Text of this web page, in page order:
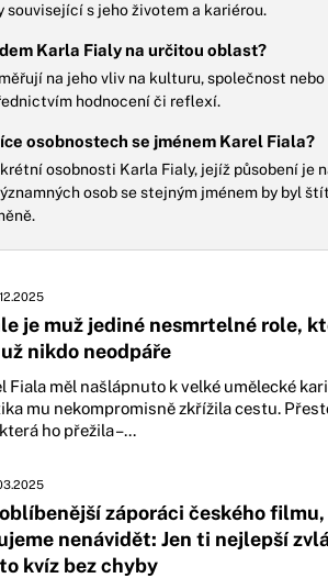
s jeho životem a kariérou.
Karla Fialy na určitou oblast?
na jeho vliv na kulturu, společnost nebo
hodnocení či reflexí.
osobnostech se jménem Karel Fiala?
osobnosti Karla Fialy, jejíž působení je
osob se stejným jménem by byl
je muž jediné nesmrtelné role,
nikdo neodpáře
Fiala měl našlápnuto k velké umělecké
mu nekompromisně zkřížila cestu.
ho přežila –...
záporáci českého
nenávidět: Jen ti nejlepší
kvíz bez chyby